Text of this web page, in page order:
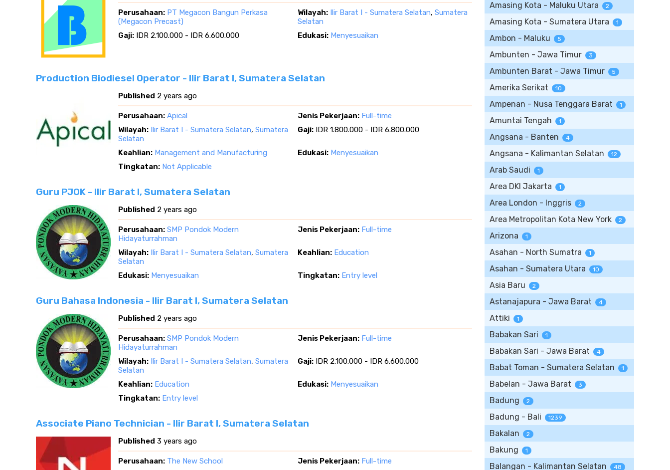
Perusahaan: PT Megacon Bangun Perkasa
(Megacon Precast)
Wilayah: Ilir Barat I - Sumatera Selatan, Sumatera
Selatan
Gaji: IDR 2.100.000 - IDR 6.600.000 Edukasi: Menyesuaikan
Production Biodiesel Operator - Ilir Barat I, Sumatera Selatan
Published 2 years ago
Perusahaan: Apical Jenis Pekerjaan: Full-time
Wilayah: Ilir Barat I - Sumatera Selatan, Sumatera
Selatan
Gaji: IDR 1.800.000 - IDR 6.800.000
Keahlian: Management and Manufacturing Edukasi: Menyesuaikan
Tingkatan: Not Applicable
Guru PJOK - Ilir Barat I, Sumatera Selatan
Published 2 years ago
Perusahaan: SMP Pondok Modern
Hidayaturrahman
Jenis Pekerjaan: Full-time
Wilayah: Ilir Barat I - Sumatera Selatan, Sumatera
Selatan
Keahlian: Education
Edukasi: Menyesuaikan Tingkatan: Entry level
Guru Bahasa Indonesia - Ilir Barat I, Sumatera Selatan
Published 2 years ago
Perusahaan: SMP Pondok Modern
Hidayaturrahman
Jenis Pekerjaan: Full-time
Wilayah: Ilir Barat I - Sumatera Selatan, Sumatera
Selatan
Gaji: IDR 2.100.000 - IDR 6.600.000
Keahlian: Education Edukasi: Menyesuaikan
Tingkatan: Entry level
Associate Piano Technician - Ilir Barat I, Sumatera Selatan
Published 3 years ago
Perusahaan: The New School Jenis Pekerjaan: Full-time
Amasing Kota - Maluku Utara 2
Amasing Kota - Sumatera Utara 1
Ambon - Maluku 5
Ambunten - Jawa Timur 3
Ambunten Barat - Jawa Timur 5
Amerika Serikat 10
Ampenan - Nusa Tenggara Barat 1
Amuntai Tengah 1
Angsana - Banten 4
Angsana - Kalimantan Selatan 12
Arab Saudi 1
Area DKI Jakarta 1
Area London - Inggris 2
Area Metropolitan Kota New York 2
Arizona 1
Asahan - North Sumatra 1
Asahan - Sumatera Utara 10
Asia Baru 2
Astanajapura - Jawa Barat 4
Attiki 1
Babakan Sari 1
Babakan Sari - Jawa Barat 4
Babat Toman - Sumatera Selatan 1
Babelan - Jawa Barat 3
Badung 2
Badung - Bali 1239
Bakalan 2
Bakung 1
Balangan - Kalimantan Selatan 48